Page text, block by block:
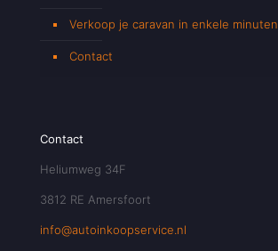
Verkoop je caravan in enkele minuten
Contact
Contact
Heliumweg 34F
3812 RE Amersfoort
info@autoinkoopservice.nl